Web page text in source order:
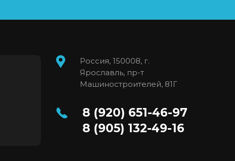
Россия, 150008, г.
Ярославль, пр-т
Машиностроителей, 81Г
8 (920) 651-46-97
8 (905) 132-49-16